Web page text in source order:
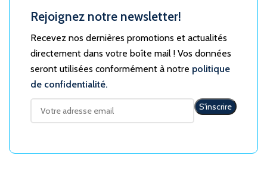
Rejoignez notre newsletter!
Recevez nos dernières promotions et actualités
directement dans votre boîte mail ! Vos données
seront utilisées conformément à notre politique
de confidentialité.